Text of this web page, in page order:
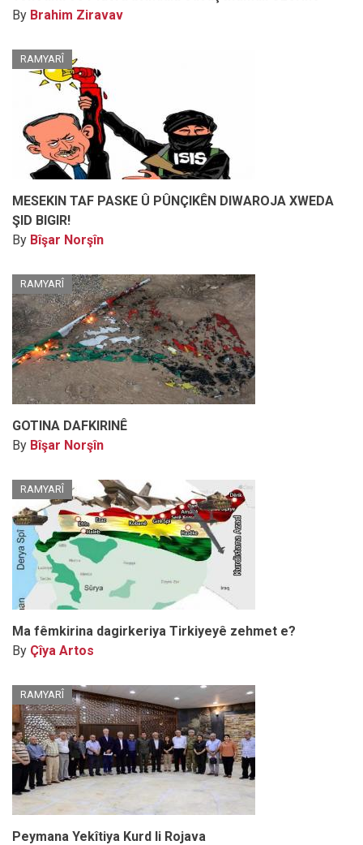
By Brahim Ziravav
RAMYARÎ
MESEKIN TAF PASKE Û PÛNÇIKÊN DIWAROJA XWEDA
ŞID BIGIR!
By Bîşar Norşîn
RAMYARÎ
GOTINA DAFKIRINÊ
By Bîşar Norşîn
RAMYARÎ
Ma fêmkirina dagirkeriya Tirkiyeyê zehmet e?
By Çîya Artos
RAMYARÎ
Peymana Yekîtiya Kurd li Rojava